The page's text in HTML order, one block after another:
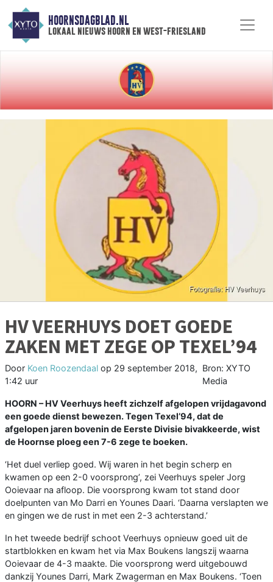
HOORNSDAGBLAD.NL
lokaal nieuws hoorn en west-friesland
HV VEERHUYS DOET GOEDE
ZAKEN MET ZEGE OP TEXEL’94
Door Koen Roozendaal op 29 september 2018,
1:42 uur
Bron: XYTO
Media
HOORN –HV Veerhuys heeft zichzelf afgelopen vrijdagavond
een goede dienst bewezen. Tegen Texel’94, dat de
afgelopen jaren bovenin de Eerste Divisie bivakkeerde, wist
de Hoornse ploeg een 7-6 zege te boeken.
‘Het duel verliep goed. Wij waren in het begin scherp en
kwamen op een 2-0 voorsprong’, zei Veerhuys speler Jorg
Ooievaar na afloop. Die voorsprong kwam tot stand door
doelpunten van Mo Darri en Younes Daari. ‘Daarna verslapten we
en gingen we de rust in met een 2-3 achterstand.’
In het tweede bedrijf schoot Veerhuys opnieuw goed uit de
startblokken en kwam het via Max Boukens langszij waarna
Ooievaar de 4-3 maakte. Die voorsprong werd uitgebouwd
dankzij Younes Darri, Mark Zwagerman en Max Boukens. ‘Toen